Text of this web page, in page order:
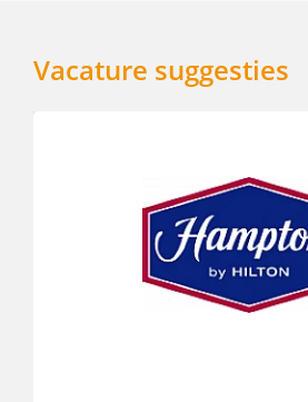
Vacature suggesties